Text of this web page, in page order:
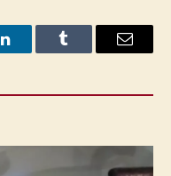
LinkedInTumblr Email